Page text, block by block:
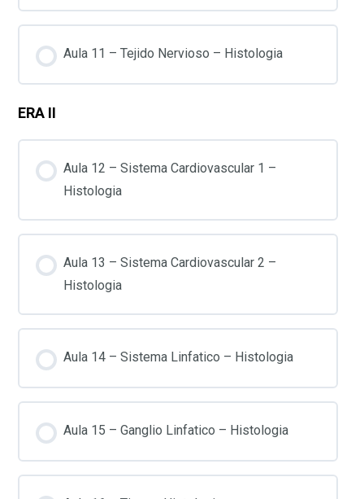
Aula 11 – Tejido Nervioso – Histologia
ERA II
Aula 12 – Sistema Cardiovascular 1 –
Histologia
Aula 13 – Sistema Cardiovascular 2 –
Histologia
Aula 14 – Sistema Linfatico – Histologia
Aula 15 – Ganglio Linfatico – Histologia